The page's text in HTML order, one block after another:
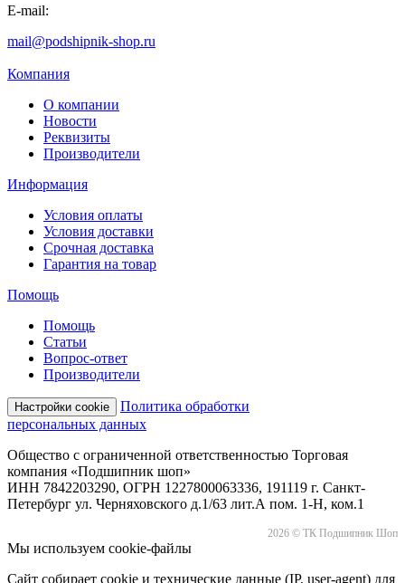
E-mail:
mail@podshipnik-shop.ru
Компания
О компании
Новости
Реквизиты
Производители
Информация
Условия оплаты
Условия доставки
Срочная доставка
Гарантия на товар
Помощь
Помощь
Статьи
Вопрос-ответ
Производители
Настройки cookie
Политика обработки
персональных данных
Общество с ограниченной ответственностью Торговая
компания «Подшипник шоп»
ИНН 7842203290, ОГРН 1227800063336, 191119 г. Санкт-
Петербург ул. Черняховского д.1/63 лит.А пом. 1-Н, ком.1
2026 © ТК Подшипник Шоп
Мы используем cookie-файлы
Сайт собирает cookie и технические данные (IP, user-agent) для